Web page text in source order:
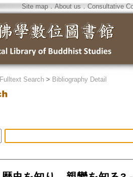
Site map．About us ． Consultative
Fulltext Search > Bibliography Detail